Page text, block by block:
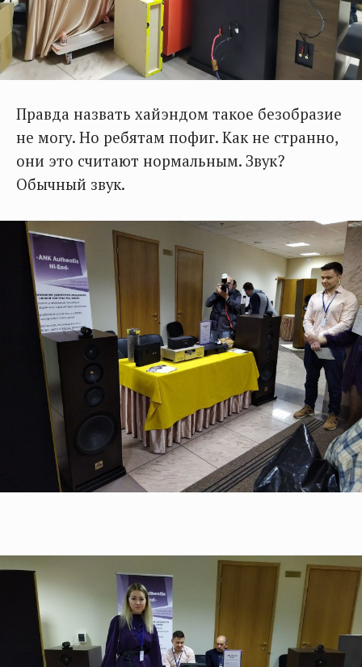
Правда назвать хайэндом такое безобразие
не могу. Но ребятам пофиг. Как не странно,
они это считают нормальным. Звук?
Обычный звук.